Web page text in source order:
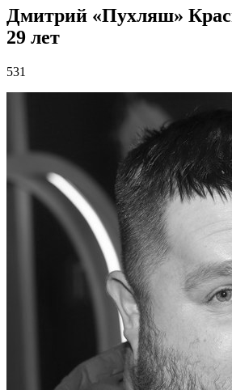
Дмитрий «Пухляш»
29 лет
531